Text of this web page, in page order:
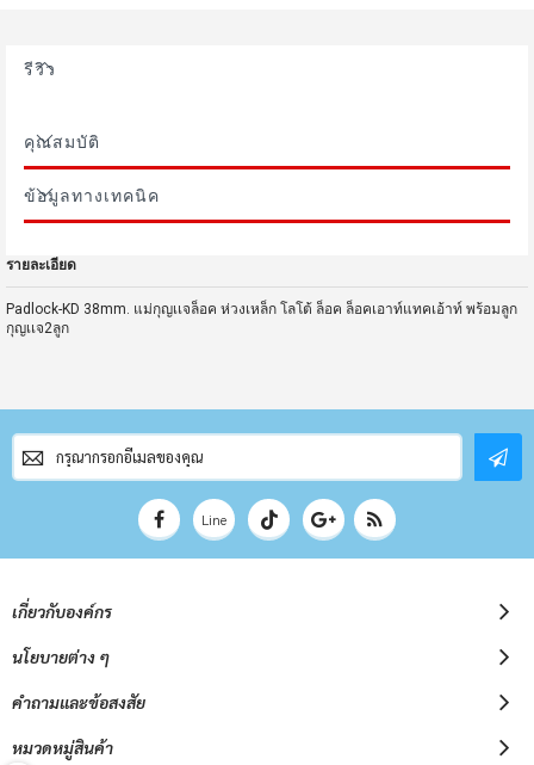
รีวิว
คุณสมบัติ
ข้อมูลทางเทคนิค
รายละเอียด
Padlock-KD 38mm. แม่กุญเเจล็อค ห่วงเหล็ก โลโต้ ล็อค ล็อคเอาท์แทคเอ้าท์ พร้อมลูก
กุญเเจ2ลูก
สมัคร
สมาชิก
จดหมาย
Line
เกี่ยวกับองค์กร
นโยบายต่าง ๆ
คำถามและข้อสงสัย
หมวดหมู่สินค้า